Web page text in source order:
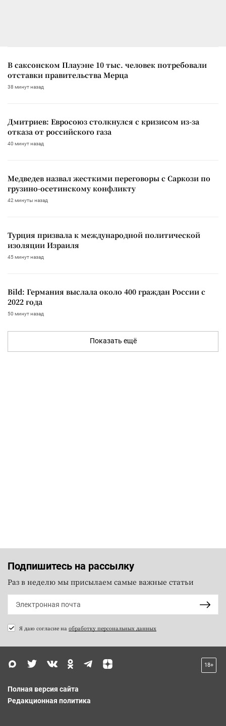
В саксонском Плауэне 10 тыс. человек потребовали
отставки правительства Мерца
38 минут назад
Дмитриев: Евросоюз столкнулся с кризисом из-за
отказа от российского газа
40 минут назад
Медведев назвал жесткими переговоры с Саркози по
грузино-осетинскому конфликту
42 минуты назад
Турция призвала к международной политической
изоляции Израиля
45 минут назад
Bild: Германия выслала около 400 граждан России с
2022 года
50 минут назад
Показать ещё
Подпишитесь на рассылку
Раз в неделю мы присылаем самые важные статьи
Я даю согласие на обработку персональных данных
18+
Полная версия сайта
Редакционная политика